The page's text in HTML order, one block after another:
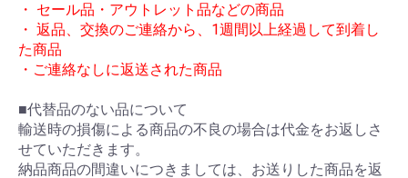
・ セール品・アウトレット品などの商品
・ 返品、交換のご連絡から、1週間以上経過して到着し
た商品
・ご連絡なしに返送された商品
■代替品のない品について
輸送時の損傷による商品の不良の場合は代金をお返しさ
せていただきます。
納品商品の間違いにつきましては、お送りした商品を返